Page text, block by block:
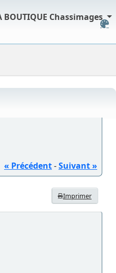
BOUTIQUE Chassimages
« Précédent-Suivant »
Imprimer